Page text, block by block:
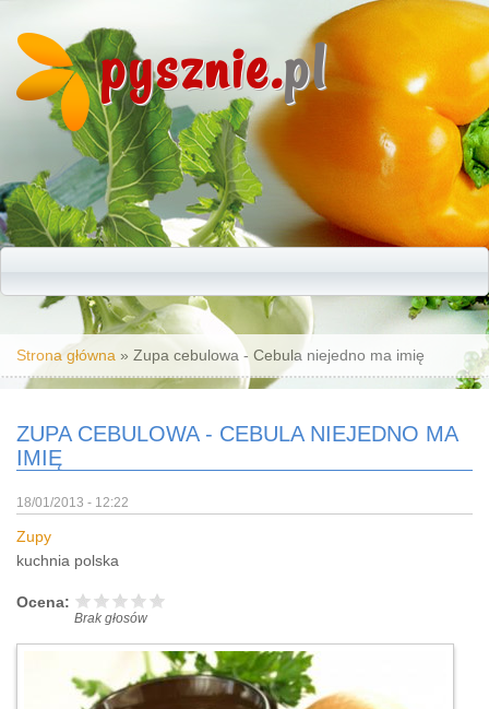
pysznie.pl
Jesteś tutaj
Strona główna » Zupa cebulowa - Cebula niejedno ma imię
ZUPA CEBULOWA - CEBULA NIEJEDNO MA
IMIĘ
18/01/2013 - 12:22
Zupy
kuchnia polska
Ocena:
Brak głosów